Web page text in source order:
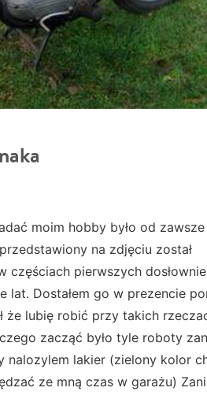
moim hobby było od zawsze
na zdjęciu został
częściach pierwszych
lat. Dostałem go w prezencie
że lubię robić przy takich
zacząć było tyle roboty
nalozylem lakier (zielony kolor
ze mną czas w garażu)